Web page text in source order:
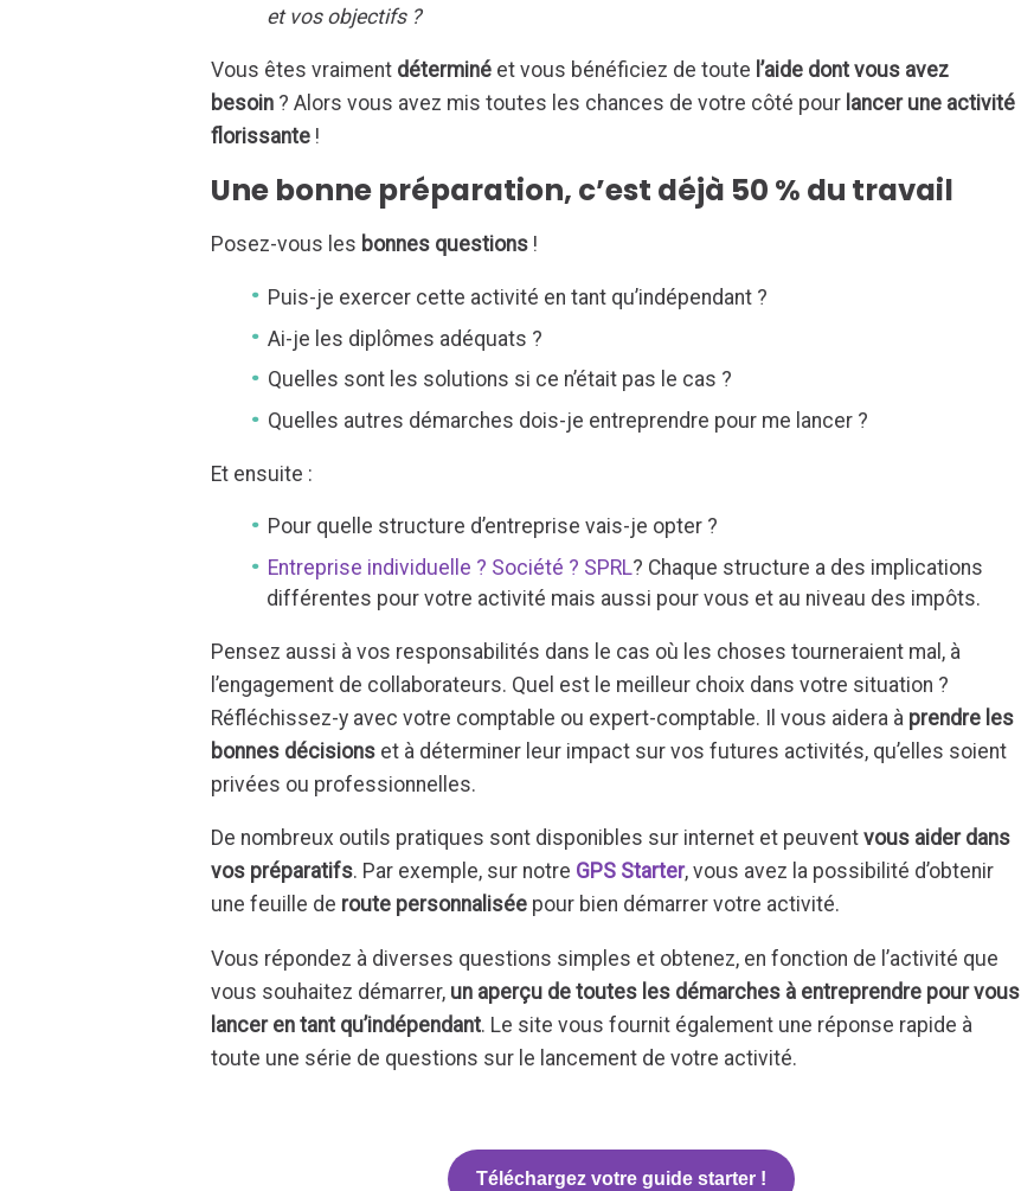
et vos objectifs ?
Vous êtes vraiment déterminé et vous bénéficiez de toute l’aide dont vous avez
besoin ? Alors vous avez mis toutes les chances de votre côté pour lancer une activité
florissante !
Une bonne préparation, c’est déjà 50 % du travail
Posez-vous les bonnes questions !
Puis-je exercer cette activité en tant qu’indépendant ?
Ai-je les diplômes adéquats ?
Quelles sont les solutions si ce n’était pas le cas ?
Quelles autres démarches dois-je entreprendre pour me lancer ?
Et ensuite :
Pour quelle structure d’entreprise vais-je opter ?
Entreprise individuelle ? Société ? SPRL? Chaque structure a des implications
différentes pour votre activité mais aussi pour vous et au niveau des impôts.
Pensez aussi à vos responsabilités dans le cas où les choses tourneraient mal, à
l’engagement de collaborateurs. Quel est le meilleur choix dans votre situation ?
Réfléchissez-y avec votre comptable ou expert-comptable. Il vous aidera à prendre les
bonnes décisions et à déterminer leur impact sur vos futures activités, qu’elles soient
privées ou professionnelles.
De nombreux outils pratiques sont disponibles sur internet et peuventvous aider dans
vos préparatifs. Par exemple, sur notre GPS Starter, vous avez la possibilité d’obtenir
une feuille de route personnalisée pour bien démarrer votre activité.
Vous répondez à diverses questions simples et obtenez, en fonction de l’activité que
vous souhaitez démarrer, un aperçu de toutes les démarches à entreprendre pour vous
lancer en tant qu’indépendant. Le site vous fournit également une réponse rapide à
toute une série de questions sur le lancement de votre activité.
Téléchargez votre guide starter !